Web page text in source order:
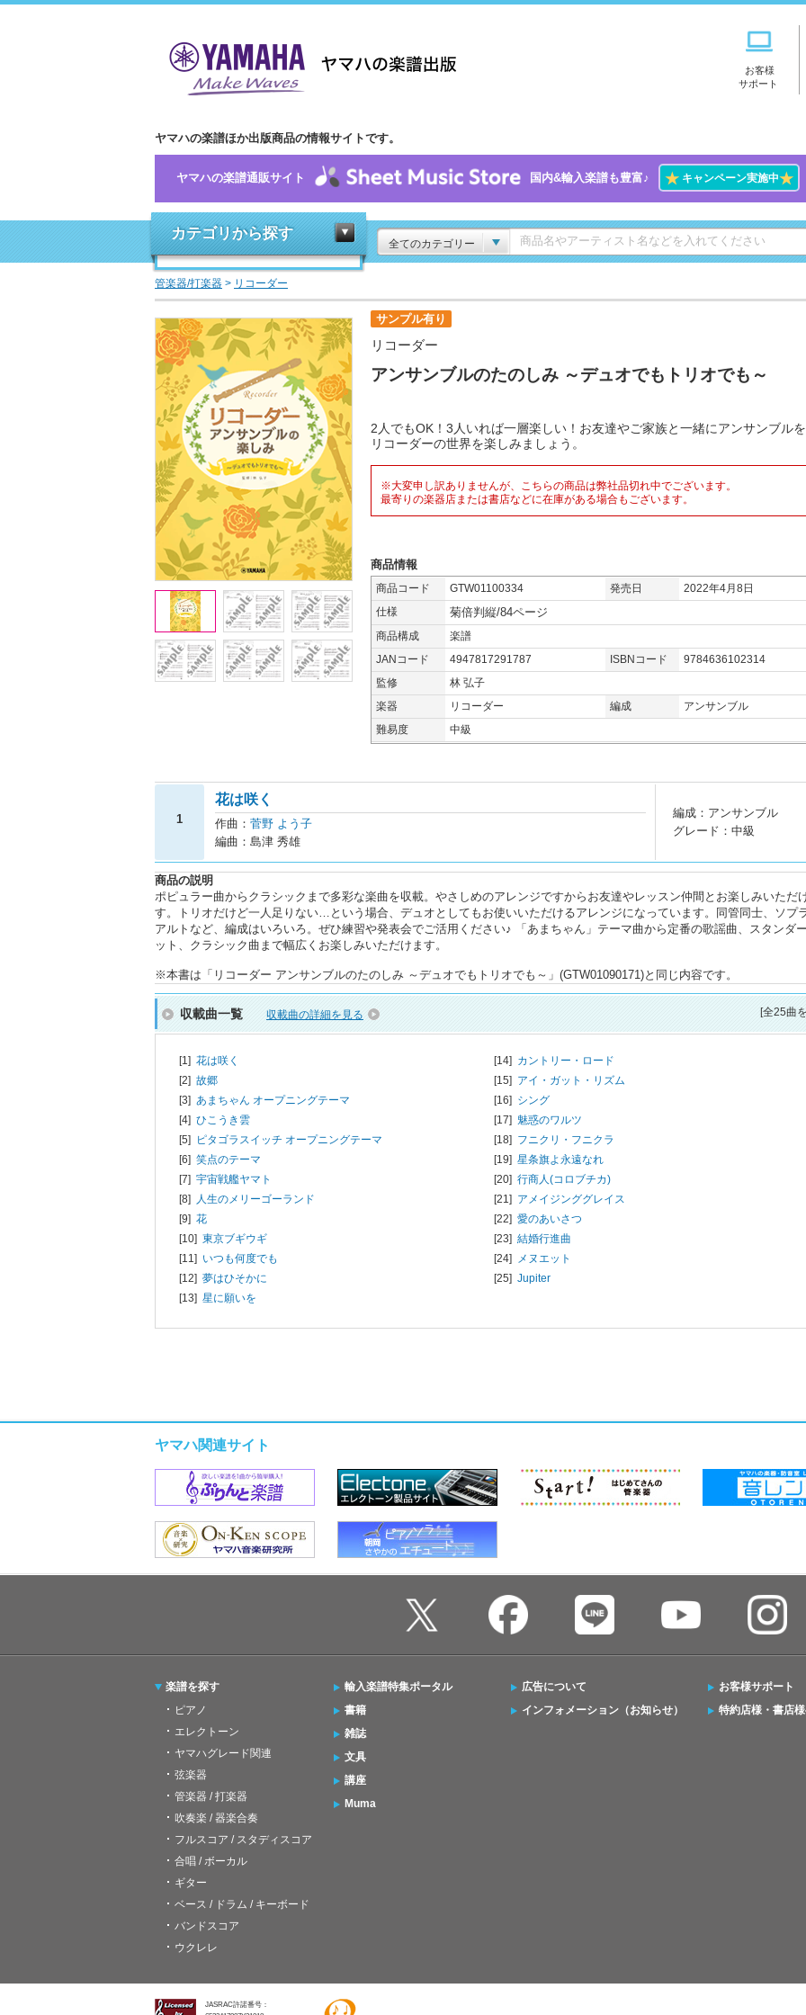
お客様
サポート
ヤマハの楽譜ほか出版商品の情報サイトです。
ヤマハの楽譜通販サイト 国内&輸入楽譜も豊富♪ ★キャンペーン実施中★
カテゴリから探す
全てのカテゴリー
管楽器/打楽器 > リコーダー
サンプル有り
リコーダー
アンサンブルのたのしみ ～デュオでもトリオでも～
2人でもOK！3人いれば一層楽しい！お友達やご家族と一緒にアンサンブル
リコーダーの世界を楽しみましょう。
※大変申し訳ありませんが、こちらの商品は弊社品切れ中でございます。
最寄りの楽器店または書店などに在庫がある場合もございます。
商品情報
商品コード GTW01100334 発売日
2022年4月8日
仕様
菊倍判縦/84ページ
商品構成
楽譜
JANコード
4947817291787 ISBNコード
9784636102314
監修
林 弘子
楽器
リコーダー 編成
アンサンブル
難易度
中級
1
花は咲く
作曲： 菅野 よう子
編曲：島津 秀雄
編成：アンサンブル
グレード：中級
商品の説明
ポピュラー曲からクラシックまで多彩な楽曲を収載。やさしめのアレンジですからお友達やレッスン仲間とお楽しみいただ
す。トリオだけど一人足りない…という場合、デュオとしてもお使いいただけるアレンジになっています。同管同士、ソプ
アルトなど、編成はいろいろ。ぜひ練習や発表会でご活用ください♪ 「あまちゃん」テーマ曲から定番の歌謡曲、スタンダ
ット、クラシック曲まで幅広くお楽しみいただけます。
※本書は「リコーダー アンサンブルのたのしみ ～デュオでもトリオでも～」(GTW01090171)と同じ内容です。
収載曲一覧 収載曲の詳細を見る [全25曲
[1] 花は咲く
[2] 故郷
[3] あまちゃん オープニングテーマ
[4] ひこうき雲
[5] ピタゴラスイッチ オープニングテーマ
[6] 笑点のテーマ
[7] 宇宙戦艦ヤマト
[8] 人生のメリーゴーランド
[9] 花
[10] 東京ブギウギ
[11] いつも何度でも
[12] 夢はひそかに
[13] 星に願いを
[14] カントリー・ロード
[15] アイ・ガット・リズム
[16] シング
[17] 魅惑のワルツ
[18] フニクリ・フニクラ
[19] 星条旗よ永遠なれ
[20] 行商人(コロブチカ)
[21] アメイジンググレイス
[22] 愛のあいさつ
[23] 結婚行進曲
[24] メヌエット
[25] Jupiter
ヤマハ関連サイト
楽譜を探す
ピアノ
エレクトーン
ヤマハグレード関連
弦楽器
管楽器 / 打楽器
吹奏楽 / 器楽合奏
フルスコア / スタディスコア
合唱 / ボーカル
ギター
ベース / ドラム / キーボード
バンドスコア
ウクレレ
輸入楽譜特集ポータル
書籍
雑誌
文具
講座
Muma
広告について
インフォメーション（お知らせ）
お客様サポート
特約店様・書店
JASRAC許諾番号：